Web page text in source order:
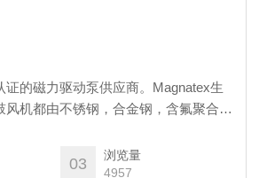
的磁力驱动泵供应商。Magnatex生
机都由不锈钢，合金钢，含氟聚合物
ANSI机械密封泵和小齿轮泵处理从回
03
浏览量
4957